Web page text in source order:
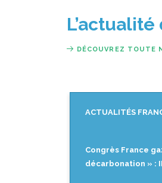
DÉCOUVREZ TOUTE
ACTUALITÉS
[REPLAY] Matinale
biogénique : quels